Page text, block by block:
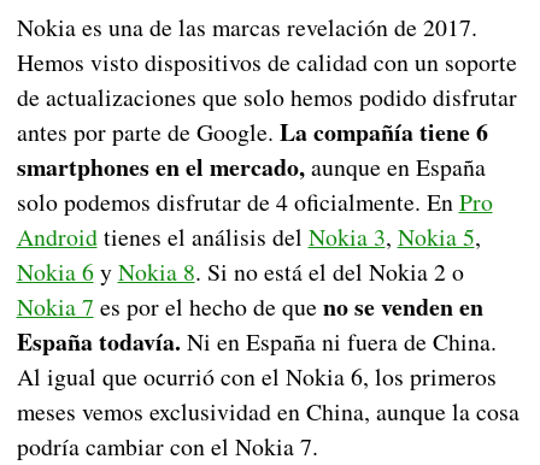
Nokia es una de las marcas revelación de 2017.
Hemos visto dispositivos de calidad con un soporte
de actualizaciones que solo hemos podido disfrutar
antes por parte de Google. La compañía tiene 6
smartphones en el mercado,aunque en España
solo podemos disfrutar de 4 oficialmente. EnPro
Androidtienes el análisis del Nokia 3, Nokia 5,
Nokia 6yNokia 8. Si no está el del Nokia 2 o
Nokia 7 es por el hecho de que no se venden en
España todavía. Ni en España ni fuera de China.
Al igual que ocurrió con el Nokia 6, los primeros
meses vemos exclusividad en China, aunque la cosa
podría cambiar con el Nokia 7.